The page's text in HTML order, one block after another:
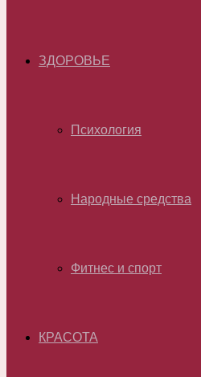
ЗДОРОВЬЕ
Психология
Народные средства
Фитнес и спорт
КРАСОТА